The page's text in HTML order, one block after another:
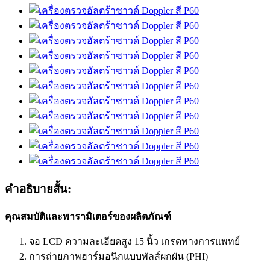
คำอธิบายสั้น:
คุณสมบัติและพารามิเตอร์ของผลิตภัณฑ์
จอ LCD ความละเอียดสูง 15 นิ้ว เกรดทางการแพทย์
การถ่ายภาพฮาร์มอนิกแบบพัลส์ผกผัน (PHI)